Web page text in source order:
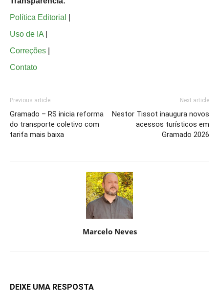
Política Editorial
Uso de IA
Correções
Contato
Previous article
Gramado – RS inicia reforma
do transporte coletivo com
tarifa mais baixa
Next article
Nestor Tissot inaugura novos
acessos turísticos em
Gramado 2026
Marcelo Neves
DEIXE UMA RESPOSTA